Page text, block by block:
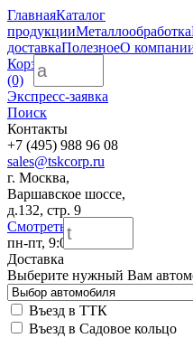
ГлавнаяКаталог
продукцииМеталлообработка
доставкаПолезноеО
Корзина
(0)
Экспресс-заявка
Поиск
Контакты
+7 (495) 988 96 08
sales@tskcorp.ru
г. Москва,
Варшавское шоссе,
д.132, стр. 9
Смотреть карту
пн-пт, 9:00 - 18:00
Доставка
Выберите нужный Вам
Въезд в ТТК
Въезд в Садовое кольцо